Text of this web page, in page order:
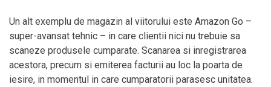
Un alt exemplu de magazin al viitorului este Amazon Go –
super-avansat tehnic – in care clientii nici nu trebuie sa
scaneze produsele cumparate. Scanarea si inregistrarea
acestora, precum si emiterea facturii au loc la poarta de
iesire, in momentul in care cumparatorii parasesc unitatea.